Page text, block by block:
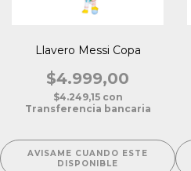
Llavero Messi Copa
$4.999,00
$4.249,15 con
Transferencia bancaria
AVISAME CUANDO ESTE
DISPONIBLE